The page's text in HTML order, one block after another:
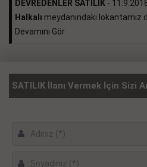
DEVREDENLER SATILIK -
Halkalı meydanındaki lokantamız
Devamını Gör
SATILIK İlanı Vermek İçin Sizi